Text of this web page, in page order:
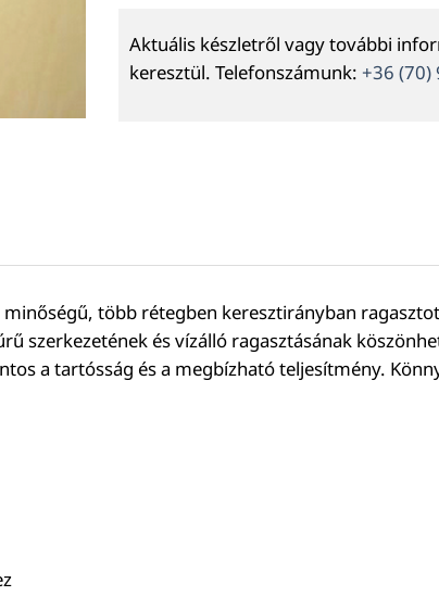
Aktuális készletről vagy további
keresztül. Telefonszámunk: +36 (70)
több rétegben keresztirányban
szerkezetének és vízálló ragasztásának
a tartósság és a megbízható teljesítmény.